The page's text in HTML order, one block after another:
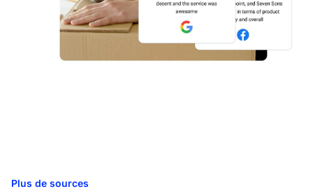
Plus de sources